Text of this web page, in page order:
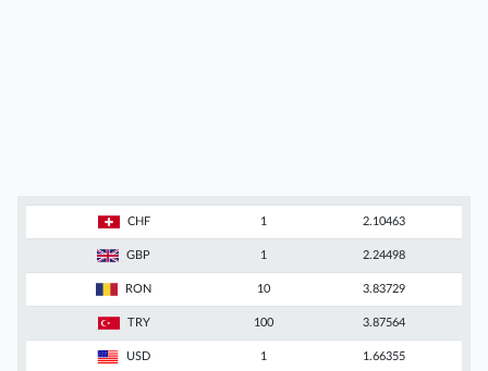
CHF 1 2.10463
GBP 1 2.24498
RON 10 3.83729
TRY 100 3.87564
USD 1 1.66355